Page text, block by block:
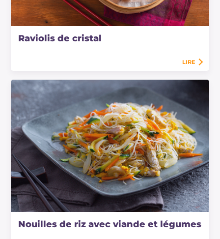
Raviolis de cristal
LIRE
Nouilles de riz avec viande et légumes